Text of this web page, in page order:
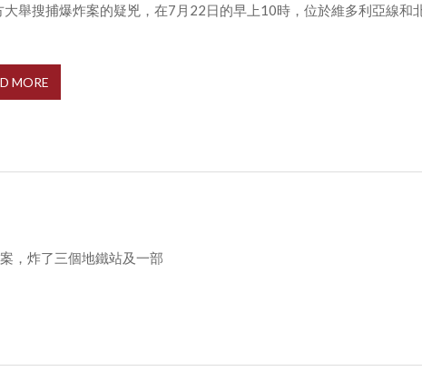
大舉搜捕爆炸案的疑兇，在7月22日的早上10時，位於維多利亞線和
MORE
，炸了三個地鐵站及一部